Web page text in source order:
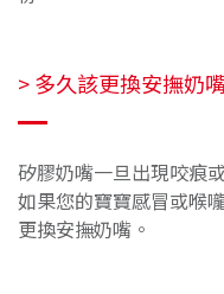
> 多久該更換安撫奶
矽膠奶嘴一旦出現咬痕
如果您的寶寶感冒或喉
更換安撫奶嘴。